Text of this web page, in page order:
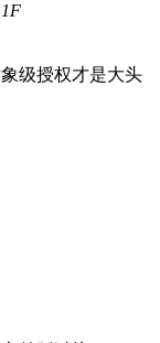
1F
级授权才是大头